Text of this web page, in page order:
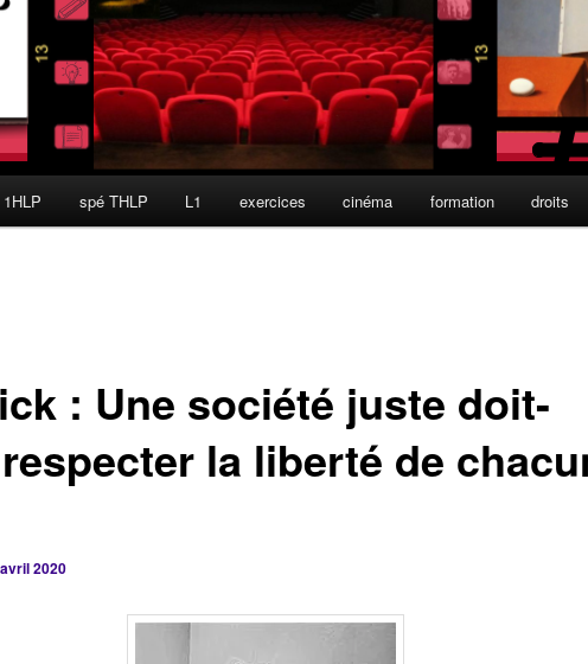
spé THLP L1 exercices cinéma formation droits
: Une société juste doit-
la liberté de
2020